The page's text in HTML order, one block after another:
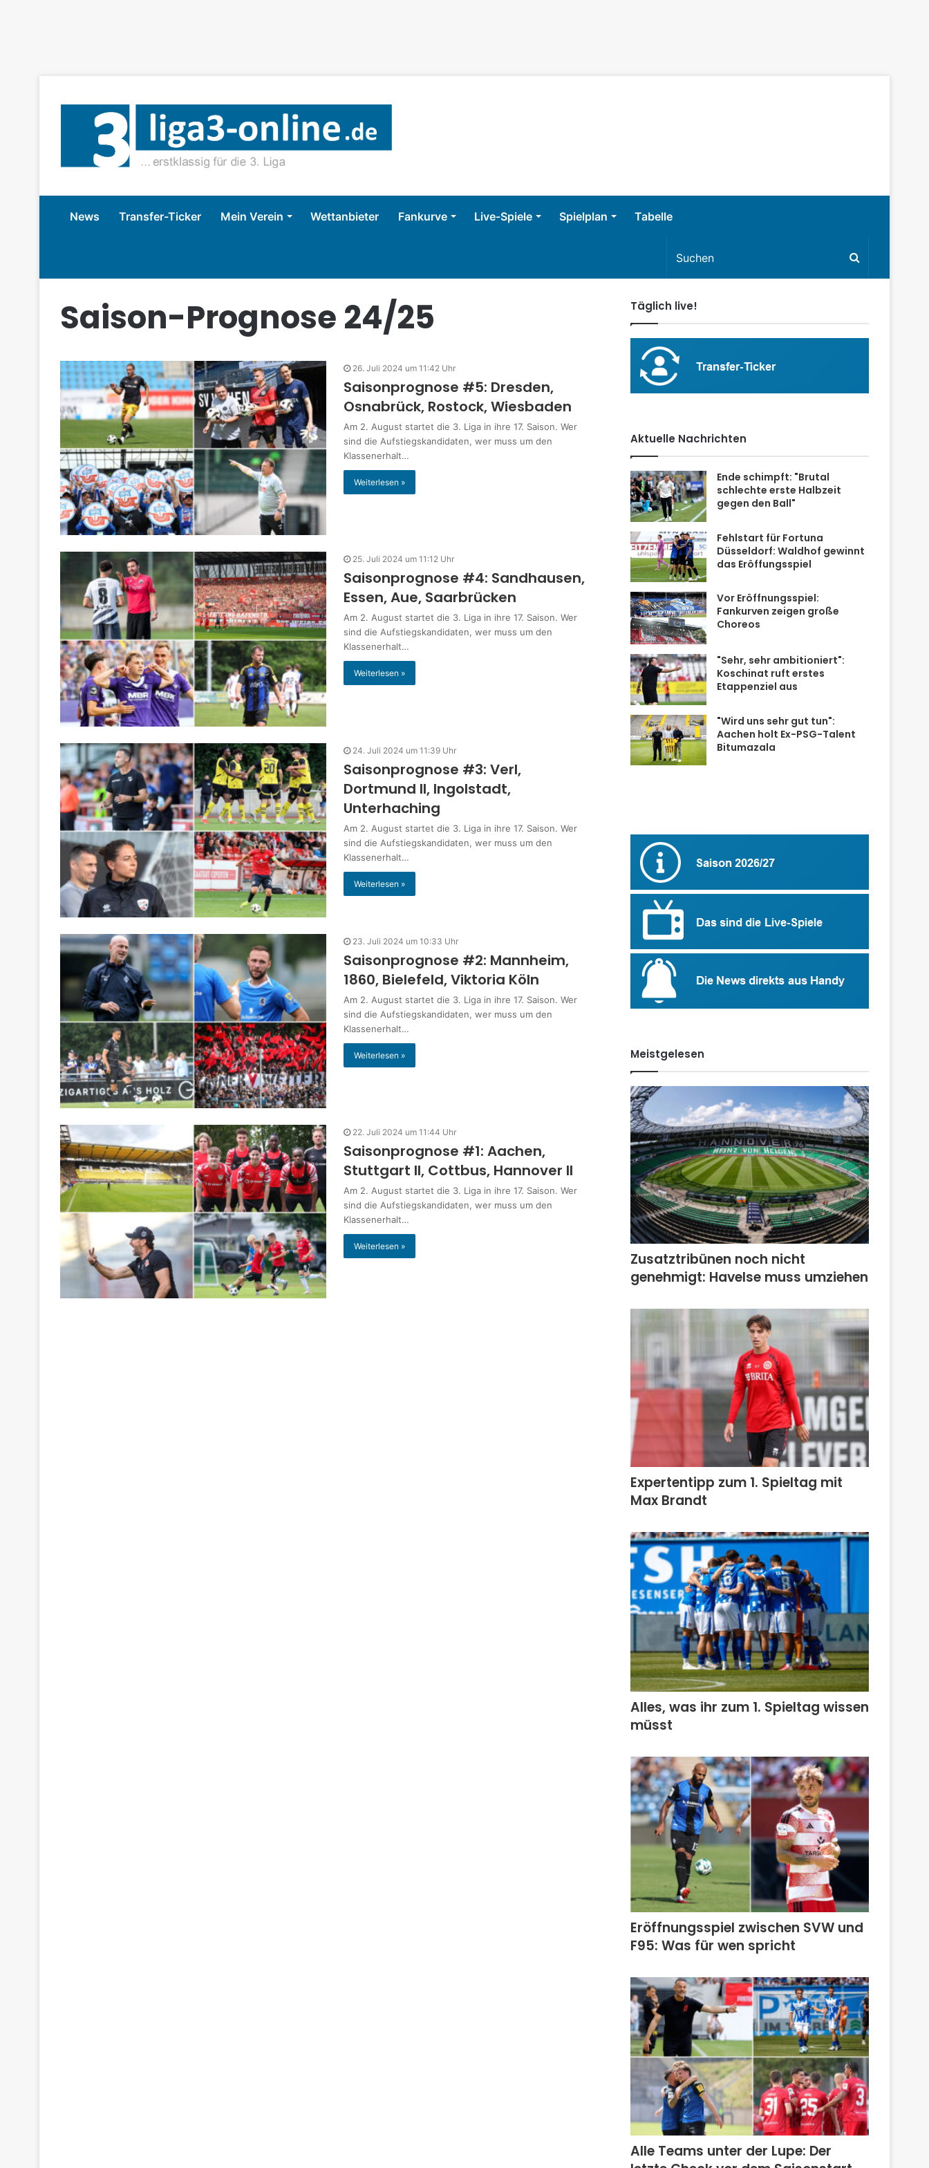
News Transfer-Ticker Mein Verein Wettanbieter Fankurve Live-Spiele Spielplan Tabelle
Saison-Prognose 24/25
26. Juli 2024 um 11:42 Uhr
Saisonprognose #5: Dresden,
Osnabrück, Rostock, Wiesbaden
Am 2. August startet die 3. Liga in ihre 17. Saison. Wer
sind die Aufstiegskandidaten, wer muss um den
Klassenerhalt…
Weiterlesen »
25. Juli 2024 um 11:12 Uhr
Saisonprognose #4: Sandhausen,
Essen, Aue, Saarbrücken
Am 2. August startet die 3. Liga in ihre 17. Saison. Wer
sind die Aufstiegskandidaten, wer muss um den
Klassenerhalt…
Weiterlesen »
24. Juli 2024 um 11:39 Uhr
Saisonprognose #3: Verl,
Dortmund II, Ingolstadt,
Unterhaching
Am 2. August startet die 3. Liga in ihre 17. Saison. Wer
sind die Aufstiegskandidaten, wer muss um den
Klassenerhalt…
Weiterlesen »
23. Juli 2024 um 10:33 Uhr
Saisonprognose #2: Mannheim,
1860, Bielefeld, Viktoria Köln
Am 2. August startet die 3. Liga in ihre 17. Saison. Wer
sind die Aufstiegskandidaten, wer muss um den
Klassenerhalt…
Weiterlesen »
22. Juli 2024 um 11:44 Uhr
Saisonprognose #1: Aachen,
Stuttgart II, Cottbus, Hannover II
Am 2. August startet die 3. Liga in ihre 17. Saison. Wer
sind die Aufstiegskandidaten, wer muss um den
Klassenerhalt…
Weiterlesen »
Täglich live!
Aktuelle Nachrichten
Ende schimpft: "Brutal
schlechte erste Halbzeit
gegen den Ball"
Fehlstart für Fortuna
Düsseldorf: Waldhof gewinnt
das Eröffungsspiel
Vor Eröffnungsspiel:
Fankurven zeigen große
Choreos
"Sehr, sehr ambitioniert":
Koschinat ruft erstes
Etappenziel aus
"Wird uns sehr gut tun":
Aachen holt Ex-PSG-Talent
Bitumazala
Meistgelesen
Zusatztribünen noch nicht
genehmigt: Havelse muss umziehen
Expertentipp zum 1. Spieltag mit
Max Brandt
Alles, was ihr zum 1. Spieltag wissen
müsst
Eröffnungsspiel zwischen SVW und
F95: Was für wen spricht
Alle Teams unter der Lupe: Der